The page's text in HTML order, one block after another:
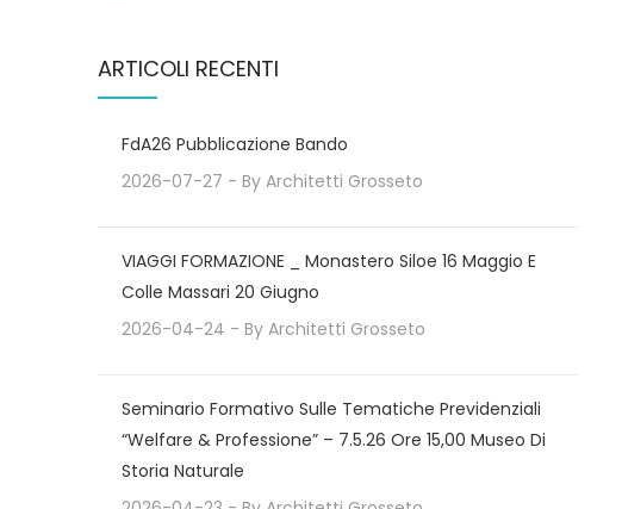
ARTICOLI RECENTI
FdA26 Pubblicazione Bando
2026-07-27 - By Architetti Grosseto
VIAGGI FORMAZIONE _ Monastero Siloe 16 Maggio E
Colle Massari 20 Giugno
2026-04-24 - By Architetti Grosseto
Seminario Formativo Sulle Tematiche Previdenziali
“Welfare & Professione” – 7.5.26 Ore 15,00 Museo Di
Storia Naturale